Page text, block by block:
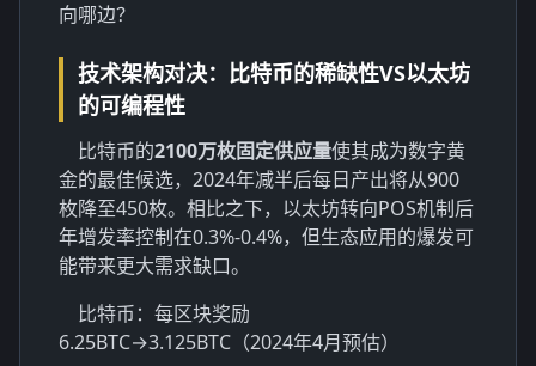
向哪边？
技术架构对决：比特币的稀缺性VS以太坊
的可编程性
比特币的2100万枚固定供应量使其成为数字黄
金的最佳候选，2024年减半后每日产出将从900
枚降至450枚。相比之下，以太坊转向POS机制后
年增发率控制在0.3%-0.4%，但生态应用的爆发可
能带来更大需求缺口。
比特币：每区块奖励
6.25BTC→3.125BTC（2024年4月预估）